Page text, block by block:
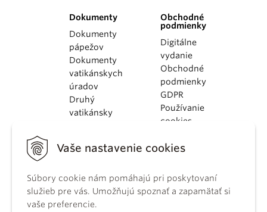
Vaše nastavenie cookies
Súbory cookie nám pomáhajú pri poskytovaní
služieb pre vás. Umožňujú spoznať a zapamätať si
vaše preferencie.
Dokumenty
Dokumenty
pápežov
Dokumenty
vatikánskych
úradov
Druhý
vatikánsky
KBS
kánonického
práva
Katechizmus
Obchodné
podmienky
Digitálne
vydanie
Obchodné
podmienky
GDPR
Používanie
cookies